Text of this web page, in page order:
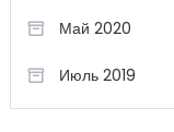
Май 2020
Июль 2019